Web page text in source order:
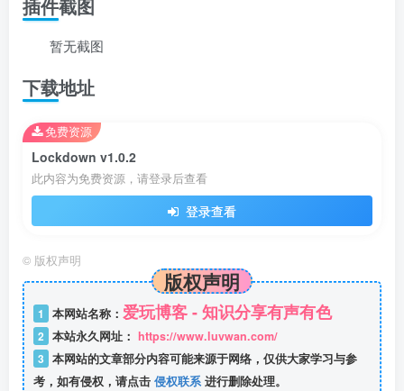
插件截图
暂无截图
下载地址
Lockdown v1.0.2
此内容为免费资源，请登录后查看
登录查看
免费资源
© 版权声明
版权声明
1 本网站名称： 爱玩博客 - 知识分享有声有色
2 本站永久网址： https://www.luvwan.com/
3 本网站的文章部分内容可能来源于网络，仅供大家学习与参
考，如有侵权，请点击 侵权联系进行删除处理。